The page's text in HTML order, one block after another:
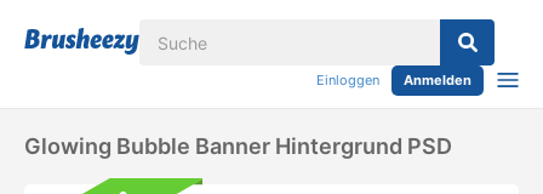
Einloggen Anmelden
Glowing Bubble Banner Hintergrund PSD